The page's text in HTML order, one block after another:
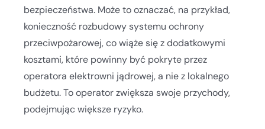
bezpieczeństwa. Może to oznaczać, na przykład,
konieczność rozbudowy systemu ochrony
przeciwpożarowej, co wiąże się z dodatkowymi
kosztami, które powinny być pokryte przez
operatora elektrowni jądrowej, a nie z lokalnego
budżetu. To operator zwiększa swoje przychody,
podejmując większe ryzyko.